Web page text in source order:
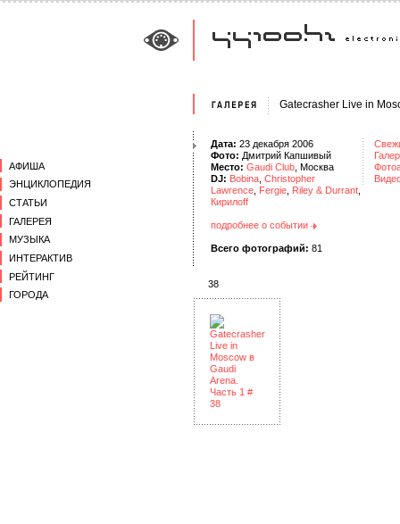
АФИША
ЭНЦИКЛОПЕДИЯ
СТАТЬИ
ГАЛЕРЕЯ
МУЗЫКА
ИНТЕРАКТИВ
РЕЙТИНГ
ГОРОДА
Gatecrasher Live in
Дата: 23 декабря 2006
Фото: Дмитрий Капшивый
Место: Gaudi Club , Москва
DJ: Bobina Christopher
Lawrence Fergie Riley & Durrant
Кирилоff
подробнее о событии
Всего фотографий: 81
38